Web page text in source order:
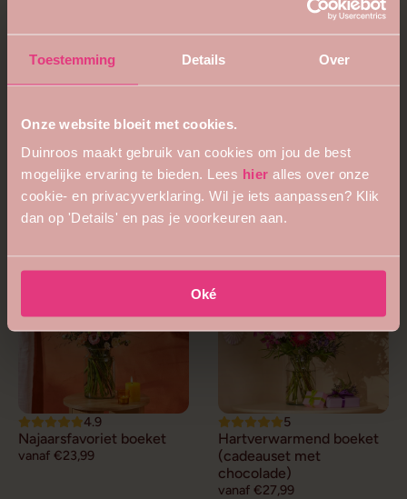
Toestemming Details Over
Onze website bloeit met cookies.
Duinroos maakt gebruik van cookies om jou de best
mogelijke ervaring te bieden. Lees hier alles over onze
cookie- en privacyverklaring. Wil je iets aanpassen? Klik
dan op 'Details' en pas je voorkeuren aan.
Oké
4.7
Kleurexplosie boeket
vanaf €52,99
5
Pastelboeket
vanaf €26,99
4.9
Najaarsfavoriet boeket
vanaf €23,99
5
Hartverwarmend boeket
(cadeauset met
chocolade)
vanaf €27,99